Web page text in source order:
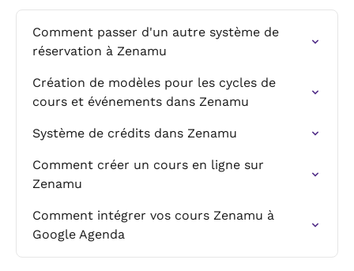
Comment passer d'un autre système de
réservation à Zenamu
Création de modèles pour les cycles de
cours et événements dans Zenamu
Système de crédits dans Zenamu
Comment créer un cours en ligne sur
Zenamu
Comment intégrer vos cours Zenamu à
Google Agenda